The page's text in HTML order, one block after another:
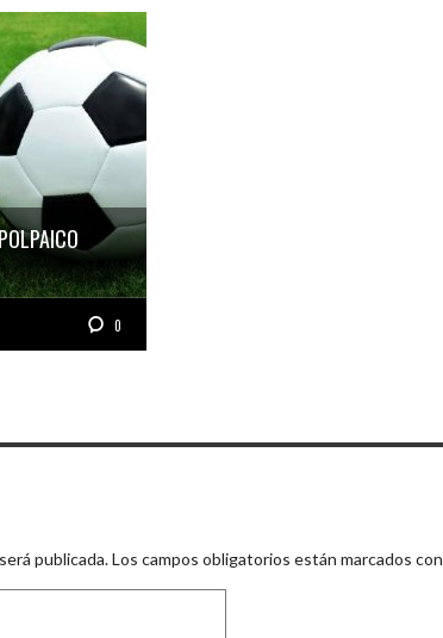
0
publicada.Los campos obligatorios están marcados con